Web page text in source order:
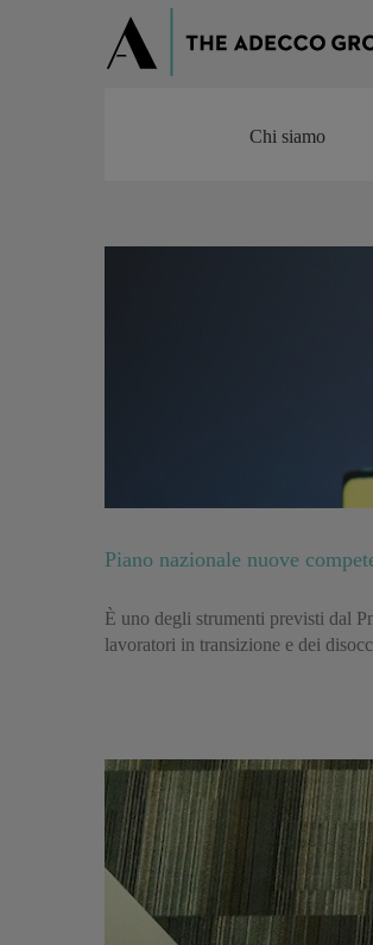
Chi siamo
Chi siamo
Piano nazionale nuove
È uno degli strumenti previsti dal
lavoratori in transizione e dei